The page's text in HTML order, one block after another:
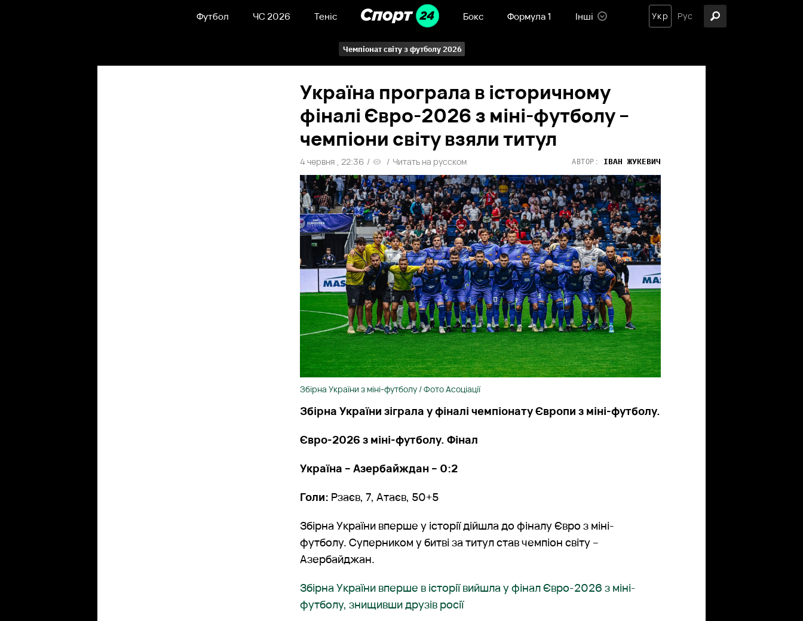
Футбол ЧС 2026 Теніс Бокс Формула 1 Інші Укр Рус
Чемпіонат світу з футболу 2026
Україна програла в історичному
фіналі Євро-2026 з міні-футболу –
чемпіони світу взяли титул
4 червня , 22:36 / / Читать на русском АВТОР: ІВАН ЖУКЕВИЧ
Збірна України з міні-футболу / Фото Асоціації
Збірна України зіграла у фіналі чемпіонату Європи з міні-футболу.
Євро-2026 з міні-футболу. Фінал
Україна – Азербайждан – 0:2
Голи: Рзаєв, 7, Атаєв, 50+5
Збірна України вперше у історії дійшла до фіналу Євро з міні-
футболу. Суперником у битві за титул став чемпіон світу –
Азербайджан.
Збірна України вперше в історії вийшла у фінал Євро-2026 з міні-
футболу, знищивши друзів росії